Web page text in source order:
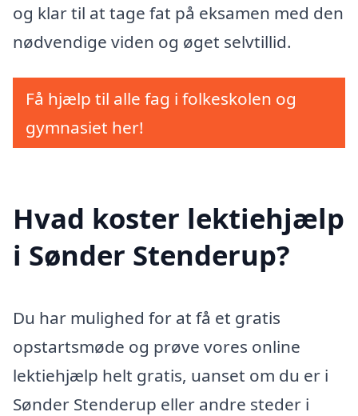
og klar til at tage fat på eksamen med den
nødvendige viden og øget selvtillid.
Få hjælp til alle fag i folkeskolen og
gymnasiet her!
Hvad koster lektiehjælp
i Sønder Stenderup?
Du har mulighed for at få et gratis
opstartsmøde og prøve vores online
lektiehjælp helt gratis, uanset om du er i
Sønder Stenderup eller andre steder i